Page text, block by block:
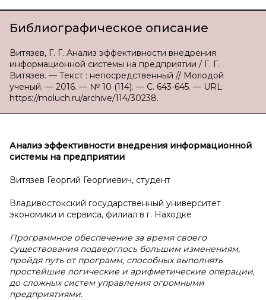
Библиографическое описание
Витязев, Г. Г. Анализ эффективности внедрения
информационной системы на предприятии / Г. Г.
Витязев. — Текст : непосредственный // Молодой
ученый. — 2016. — № 10 (114). — С. 643-645. — URL:
https://moluch.ru/archive/114/30238.
Анализ эффективности внедрения информационной
системы на предприятии
Витязев Георгий Георгиевич, студент
Владивостокский государственный университет
экономики и сервиса, филиал в г. Находке
Программное обеспечение за время своего
существования подверглось большим изменениям,
пройдя путь от программ, способных выполнять
простейшие логические и арифметические операции,
до сложных систем управления огромными
предприятиями.